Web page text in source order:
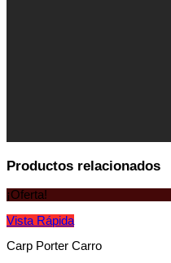
Productos relacionados
¡Oferta!
Vista Rápida
Carp Porter Carro